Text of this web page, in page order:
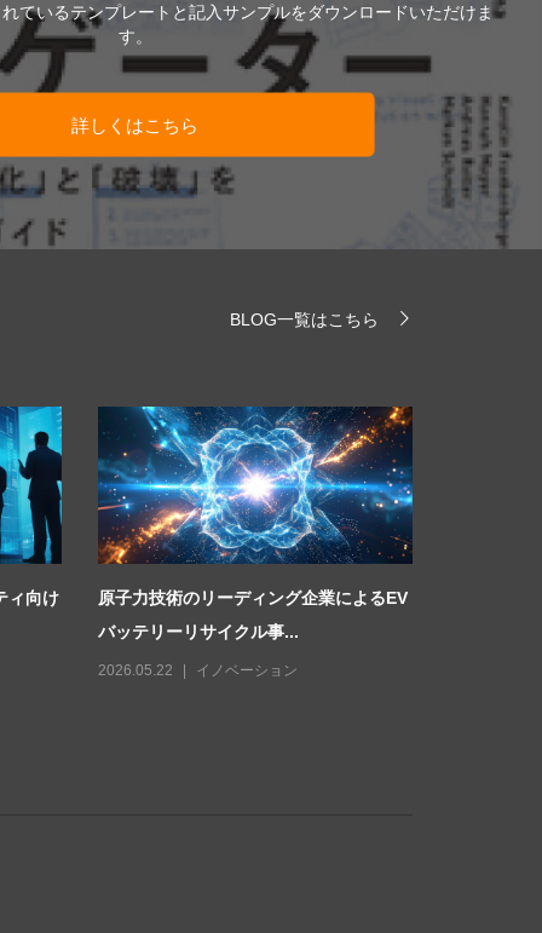
ているテンプレートと記入サンプルをダウンロードいただけま
す。
詳しくはこちら
BLOG一覧はこちら
ィ向け
原子力技術のリーディング企業によるEV
バッテリーリサイクル事...
2026.05.22 イノベーション